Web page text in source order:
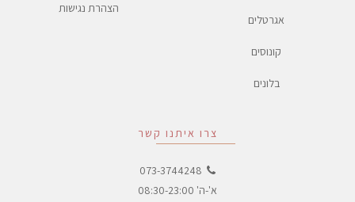
צרו איתנו קשר
073-3744248
א'-ה' 08:30-23:00
אגרטלים
קונוסים
בלונים
הצהרת נגישות